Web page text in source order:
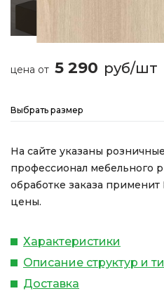
цена от 5 290 руб/шт
Выбрать размер
На сайте указаны
профессионал мебельного
обработке заказа
цены.
Характеристики
Описание структур и
Доставка